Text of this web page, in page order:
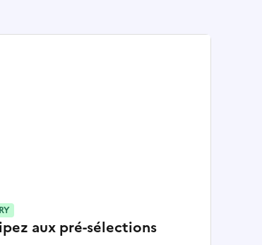
aux pré-sélections